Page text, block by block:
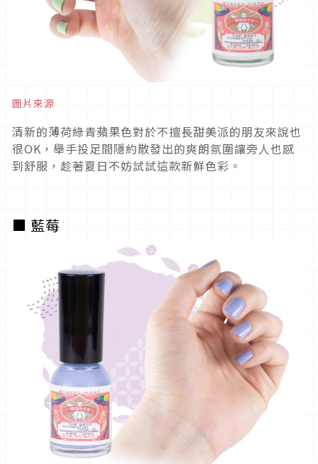
圖片來源
清新的薄荷綠青蘋果色對於不擅長甜美派的朋友來說也
很OK，舉手投足間隱約散發出的爽朗氛圍讓旁人也感
到舒服，趁著夏日不妨試試這款新鮮色彩。
■ 藍莓